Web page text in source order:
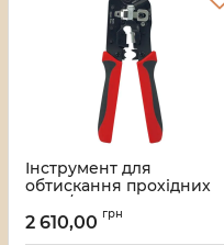
Інструмент для
обтискання прохідних
8P8C/RJ45, з кільцевим
зажимом та
2 610,00 грн